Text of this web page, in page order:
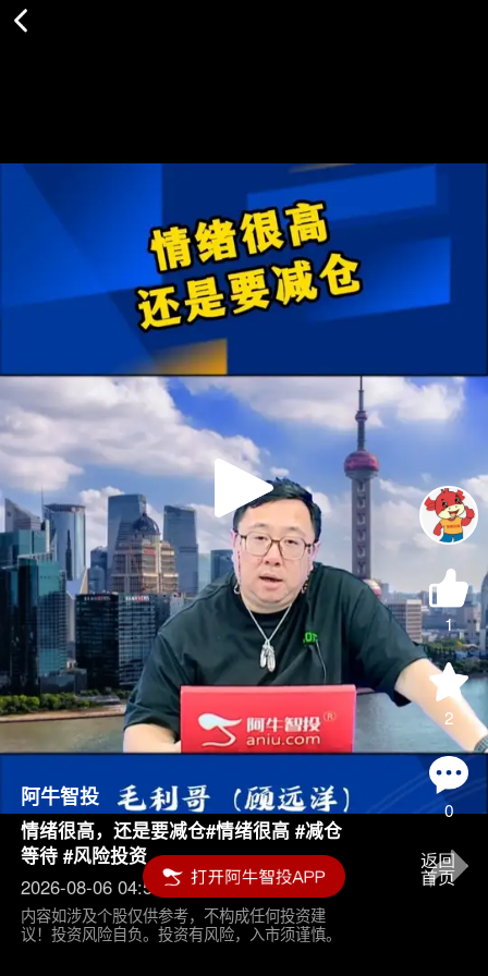
Play
Video
1
2
0
阿牛智投
情绪很高，还是要减仓#情绪很高 #减仓
等待 #风险投资
2026-08-06 04:55
内容如涉及个股仅供参考，不构成任何投资建
议！投资风险自负。投资有风险，入市须谨慎。